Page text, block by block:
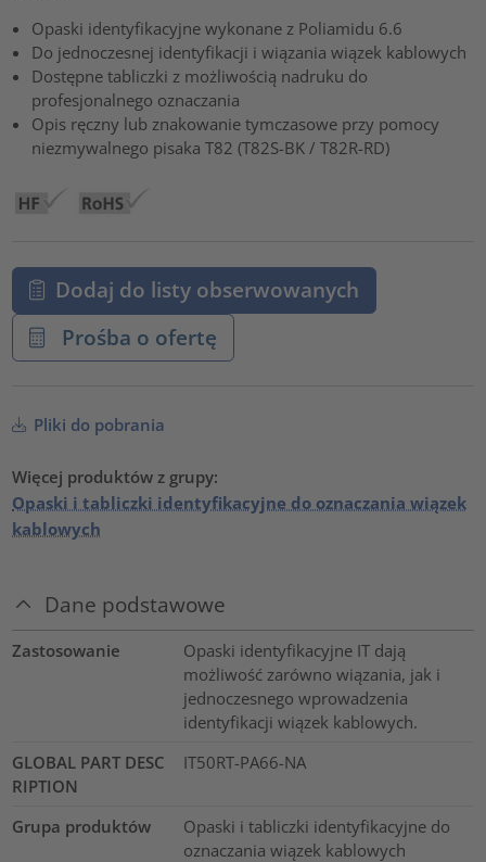
Opaski identyfikacyjne wykonane z Poliamidu 6.6
Do jednoczesnej identyfikacji i wiązania wiązek kablowych
Dostępne tabliczki z możliwością nadruku do
profesjonalnego oznaczania
Opis ręczny lub znakowanie tymczasowe przy pomocy
niezmywalnego pisaka T82 (T82S-BK / T82R-RD)
Dodaj do listy obserwowanych
Prośba o ofertę
Pliki do pobrania
Więcej produktów z grupy:
Opaski i tabliczki identyfikacyjne do oznaczania wiązek
kablowych
Dane podstawowe
Zastosowanie
Opaski identyfikacyjne IT dają
możliwość zarówno wiązania, jak i
jednoczesnego wprowadzenia
identyfikacji wiązek kablowych.
GLOBAL PART DESC
RIPTION
IT50RT-PA66-NA
Grupa produktów
Opaski i tabliczki identyfikacyjne do
oznaczania wiązek kablowych